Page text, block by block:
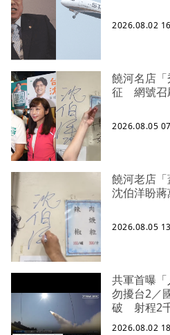
2026.08.02
饒河名店
征 網號召
2026.08.05
饒河老店
沈伯洋盼
2026.08.05
共軍首曝
勿擾台2／
破 射程2千
2026.08.02